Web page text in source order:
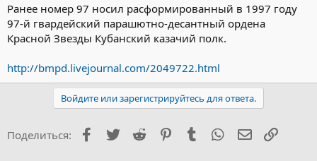
Ранее номер 97 носил расформированный в 1997 году
97-й гвардейский парашютно-десантный ордена
Красной Звезды Кубанский казачий полк.
http://bmpd.livejournal.com/2049722.html
Войдите или зарегистрируйтесь для ответа.
Поделиться: Facebook
Twitter Reddit PinterestTumblr WhatsApp